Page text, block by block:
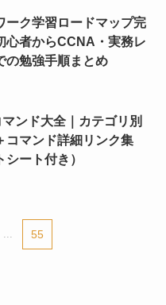
ーク学習ロードマップ完
心者からCCNA・実務レ
の勉強手順まとめ
ンド大全｜カテゴリ別
コマンド詳細リンク集
シート付き）
... 55